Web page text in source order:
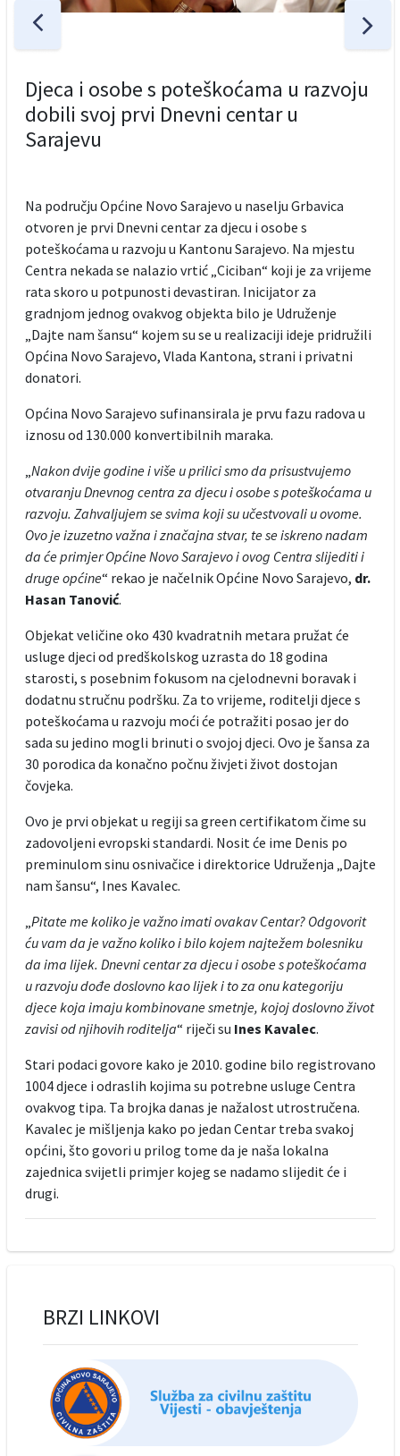
Djeca i osobe s poteškoćama u razvoju
dobili svoj prvi Dnevni centar u
Sarajevu
Na području Općine Novo Sarajevo u naselju Grbavica
otvoren je prvi Dnevni centar za djecu i osobe s
poteškoćama u razvoju u Kantonu Sarajevo. Na mjestu
Centra nekada se nalazio vrtić „Ciciban“ koji je za vrijeme
rata skoro u potpunosti devastiran. Inicijator za
gradnjom jednog ovakvog objekta bilo je Udruženje
„Dajte nam šansu“ kojem su se u realizaciji ideje pridružili
Općina Novo Sarajevo, Vlada Kantona, strani i privatni
donatori.
Općina Novo Sarajevo sufinansirala je prvu fazu radova u
iznosu od 130.000 konvertibilnih maraka.
Nakon dvije godine i više u prilici smo da prisustvujemo
otvaranju Dnevnog centra za djecu i osobe s poteškoćama u
razvoju. Zahvaljujem se svima koji su učestvovali u ovome.
Ovo je izuzetno važna i značajna stvar, te se iskreno nadam
da će primjer Općine Novo Sarajevo i ovog Centra slijediti i
druge općine“ rekao je načelnik Općine Novo Sarajevo, dr.
Hasan Tanović.
Objekat veličine oko 430 kvadratnih metara pružat će
usluge djeci od predškolskog uzrasta do 18 godina
starosti, s posebnim fokusom na cjelodnevni boravak i
dodatnu stručnu podršku. Za to vrijeme, roditelji djece s
poteškoćama u razvoju moći će potražiti posao jer do
sada su jedino mogli brinuti o svojoj djeci. Ovo je šansa za
30 porodica da konačno počnu živjeti život dostojan
čovjeka.
Ovo je prvi objekat u regiji sa green certifikatom čime su
zadovoljeni evropski standardi. Nosit će ime Denis po
preminulom sinu osnivačice i direktorice Udruženja „Dajte
nam šansu“, Ines Kavalec.
Pitate me koliko je važno imati ovakav Centar? Odgovorit
ću vam da je važno koliko i bilo kojem najtežem bolesniku
da ima lijek. Dnevni centar za djecu i osobe s poteškoćama
u razvoju dođe doslovno kao lijek i to za onu kategoriju
djece koja imaju kombinovane smetnje, kojoj doslovno život
zavisi od njihovih roditelja“ riječi su Ines Kavalec.
Stari podaci govore kako je 2010. godine bilo registrovano
1004 djece i odraslih kojima su potrebne usluge Centra
ovakvog tipa. Ta brojka danas je nažalost utrostručena.
Kavalec je mišljenja kako po jedan Centar treba svakoj
općini, što govori u prilog tome da je naša lokalna
zajednica svijetli primjer kojeg se nadamo slijedit će i
drugi.
BRZI LINKOVI